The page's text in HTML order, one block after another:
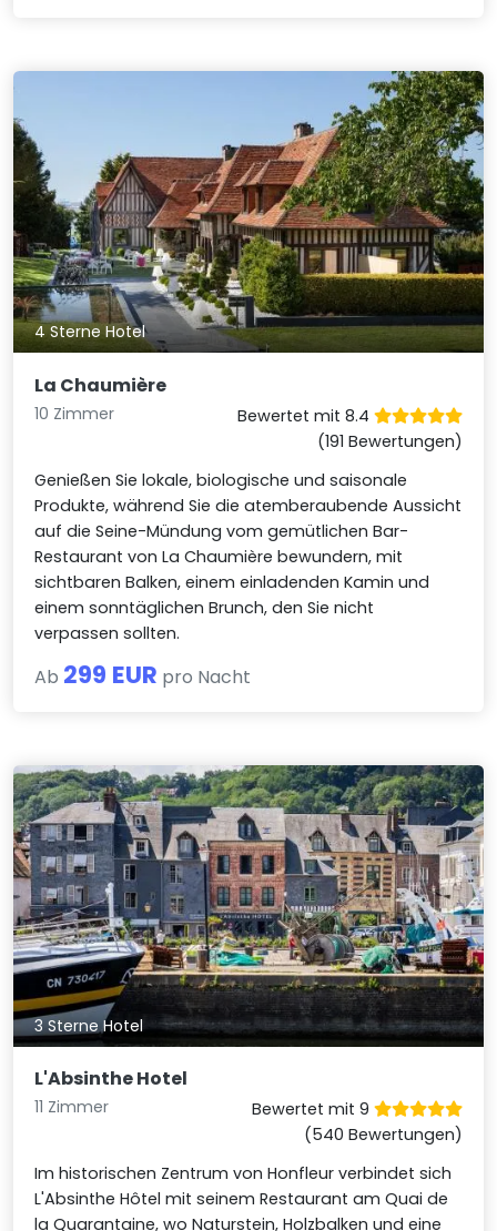
4 Sterne Hotel
La Chaumière
10 Zimmer
Bewertet mit 8.4
(191 Bewertungen)
Genießen Sie lokale, biologische und saisonale
Produkte, während Sie die atemberaubende Aussicht
auf die Seine-Mündung vom gemütlichen Bar-
Restaurant von La Chaumière bewundern, mit
sichtbaren Balken, einem einladenden Kamin und
einem sonntäglichen Brunch, den Sie nicht
verpassen sollten.
Ab 299 EUR pro Nacht
3 Sterne Hotel
L'Absinthe Hotel
11 Zimmer
Bewertet mit 9
(540 Bewertungen)
Im historischen Zentrum von Honfleur verbindet sich
L'Absinthe Hôtel mit seinem Restaurant am Quai de
la Quarantaine, wo Naturstein, Holzbalken und eine